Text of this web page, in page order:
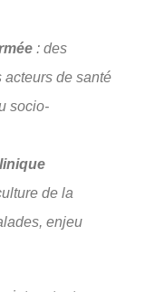
: des
acteurs de santé
socio-
de la
enjeu